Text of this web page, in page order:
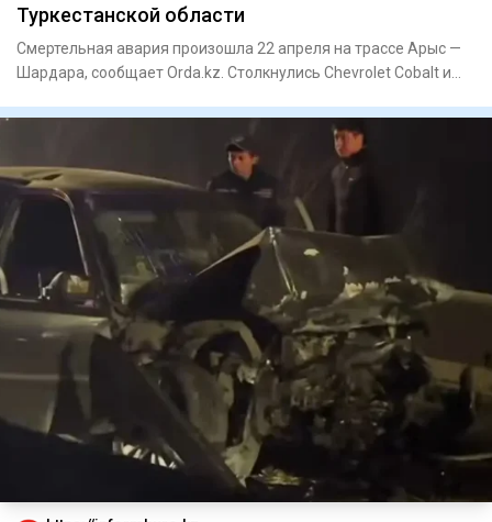
Туркестанской области
Смертельная авария произошла 22 апреля на трассе Арыс —
Шардара, сообщает Orda.kz. Столкнулись Chevrolet Cobalt и